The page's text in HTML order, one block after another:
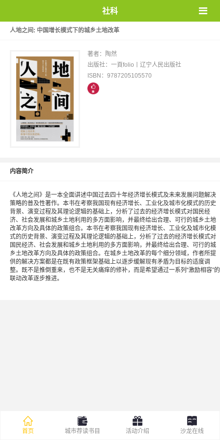
社科
人地之间: 中国增长模式下的城乡土地改革
著者：陶然
出版社：一頁folio丨辽宁人民出版社
ISBN：9787205105570
内容简介
《人地之间》是一本全面讲述中国过去四十年经济增长模式及未来发展问题解决
策略的普及性著作。本书在考察我国现有经济增长、工业化及城市化模式的历史
背景、演变过程及其理论逻辑的基础上，分析了过去的经济增长模式对国民经
济、社会发展和城乡土地利用的多方面影响，并最终给出合理、可行的城乡土地
改革方向及具体的政策组合。本书在考察我国现有经济增长、工业化及城市化模
式的历史背景、演变过程及其理论逻辑的基础上，分析了过去的经济增长模式对
国民经济、社会发展和城乡土地利用的多方面影响，并最终给出合理、可行的城
乡土地改革方向及具体的政策组合。在城乡土地改革的每个细分领域，作者所提
供的解决方案都是在既有政策框架基础上以逐步缓解现有矛盾为目标的适度调
整。既不是推倒重来，也不是无关痛痒的修补，而是希望通过一系列“激励相容”的
联动改革逐步推进。
首页 城市荐读书目 活动介绍 沙龙在线